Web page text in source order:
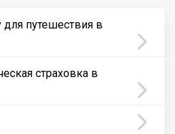
для путешествия в
страховка в